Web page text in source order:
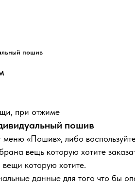
пошив
при отжиме
пошив
меню «Пошив», либо
вещь которую хотите
которую хотите.
данные для того что бы